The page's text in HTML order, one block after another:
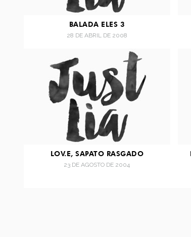
BALADA ELES 3
28 DE ABRIL DE 2008
LOV.E, SAPATO RASGADO
23 DE AGOSTO DE 2004